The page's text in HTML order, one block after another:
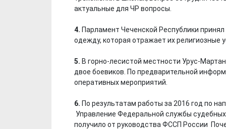
актуальные для ЧР вопросы.
4. Парламент Чеченской Республики
одежду, которая отражает их религиозные
5. В горно-лесистой местности Урус-
двое боевиков. По предварительной
оперативных мероприятий.
6. По результатам работы за 2016 год по
Управление Федеральной службы
получило от руководства ФССП России